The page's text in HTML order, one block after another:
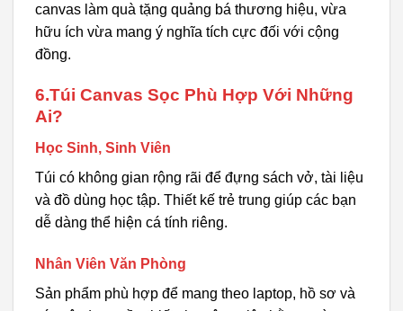
canvas làm quà tặng quảng bá thương hiệu, vừa
hữu ích vừa mang ý nghĩa tích cực đối với cộng
đồng.
6.Túi Canvas Sọc Phù Hợp Với Những
Ai?
Học Sinh, Sinh Viên
Túi có không gian rộng rãi để đựng sách vở, tài liệu
và đồ dùng học tập. Thiết kế trẻ trung giúp các bạn
dễ dàng thể hiện cá tính riêng.
Nhân Viên Văn Phòng
Sản phẩm phù hợp để mang theo laptop, hồ sơ và